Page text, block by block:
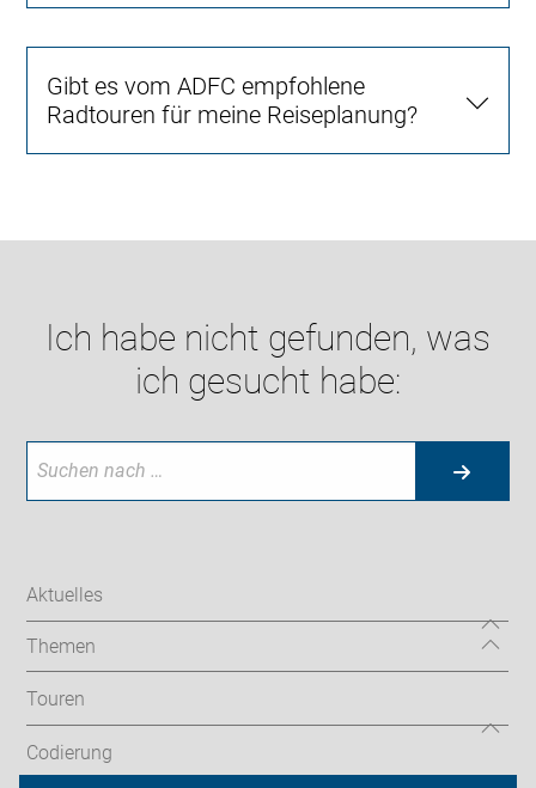
Gibt es vom ADFC empfohlene
Radtouren für meine Reiseplanung?
Ich habe nicht gefunden, was
ich gesucht habe:
Aktuelles
Themen
Touren
Codierung